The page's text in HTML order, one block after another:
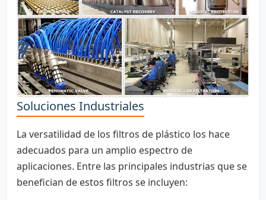
Soluciones Industriales
La versatilidad de los filtros de plástico los hace
adecuados para un amplio espectro de
aplicaciones. Entre las principales industrias que se
benefician de estos filtros se incluyen: